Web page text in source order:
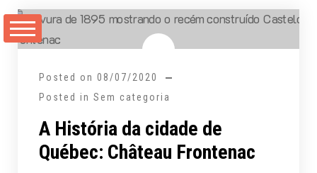
Skip
content
Posted on 08/07/2020
Posted in Sem categoria
A História da cidade de
Québec: Château Frontenac